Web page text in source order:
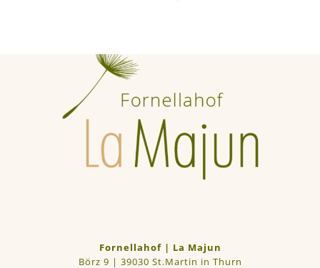
Fornellahof | La Majun
Börz 9 | 39030 St.Martin in Thurn